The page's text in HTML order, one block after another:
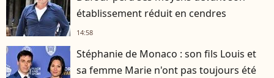
établissement réduit en cendres
14:58
Stéphanie de Monaco : son fils Louis et
sa femme Marie n'ont pas toujours été